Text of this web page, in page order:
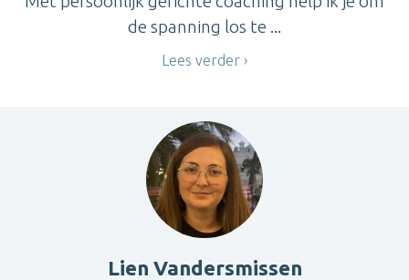
de spanning los te ...
Lees verder
Lien Vandersmissen